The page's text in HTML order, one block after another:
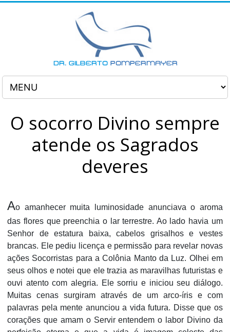
O socorro Divino sempre
atende os Sagrados
deveres
Ao amanhecer muita luminosidade anunciava o aroma
das flores que preenchia o lar terrestre. Ao lado havia um
Senhor de estatura baixa, cabelos grisalhos e vestes
brancas. Ele pediu licença e permissão para revelar novas
ações Socorristas para a Colônia Manto da Luz. Olhei em
seus olhos e notei que ele trazia as maravilhas futuristas e
ouvi atento com alegria. Ele sorriu e iniciou seu diálogo.
Muitas cenas surgiram através de um arco-íris e com
palavras pela mente anunciou a vida futura. Disse que os
corações que amam o Servir entendem o labor Divino da